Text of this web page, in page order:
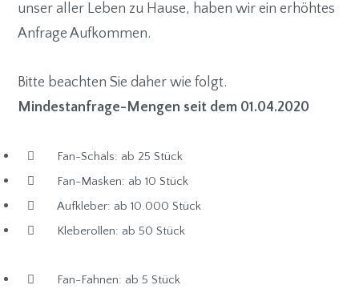
unser aller Leben zu Hause, haben wir ein erhöhtes
Anfrage Aufkommen.
Bitte beachten Sie daher wie folgt.
Mindestanfrage-Mengen seit dem 01.04.2020
Fan-Schals: ab 25 Stück
Fan-Masken: ab 10 Stück
Aufkleber: ab 10.000 Stück
Kleberollen: ab 50 Stück
Fan-Fahnen: ab 5 Stück